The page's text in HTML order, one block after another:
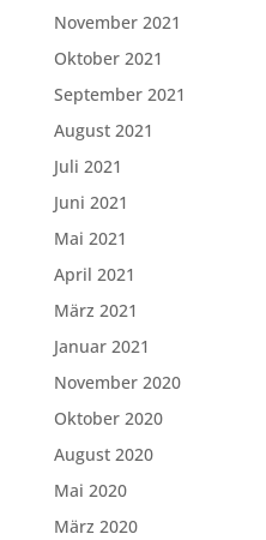
November 2021
Oktober 2021
September 2021
August 2021
Juli 2021
Juni 2021
Mai 2021
April 2021
März 2021
Januar 2021
November 2020
Oktober 2020
August 2020
Mai 2020
März 2020